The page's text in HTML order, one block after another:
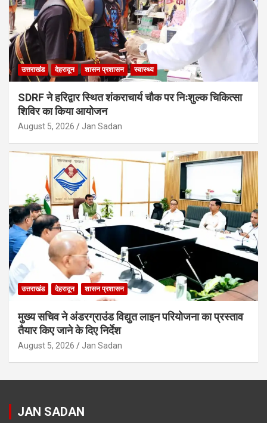
उत्तराखंड देहरादून शासन प्रशासन स्वास्थ्य
SDRF ने हरिद्वार स्थित शंकराचार्य चौक पर निःशुल्क चिकित्सा
शिविर का किया आयोजन
August 5, 2026 Jan Sadan
उत्तराखंड देहरादून शासन प्रशासन
मुख्य सचिव ने अंडरग्राउंड विद्युत लाइन परियोजना का प्रस्ताव
तैयार किए जाने के दिए निर्देश
August 5, 2026 Jan Sadan
JAN SADAN